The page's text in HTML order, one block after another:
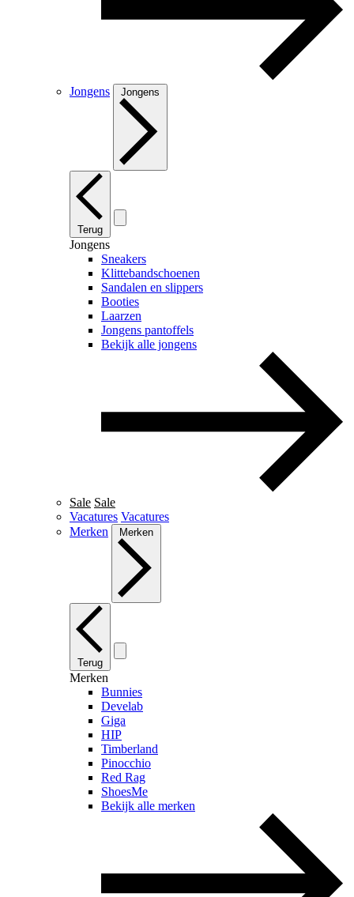
Jongens Jongens
Terug
Jongens
Sneakers
Klittebandschoenen
Sandalen en slippers
Booties
Laarzen
Jongens pantoffels
Bekijk alle jongens
Sale Sale
Vacatures Vacatures
Merken
Merken
Terug
Merken
Bunnies
Develab
Giga
HIP
Timberland
Pinocchio
Red Rag
ShoesMe
Bekijk alle merken